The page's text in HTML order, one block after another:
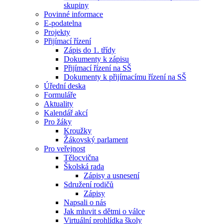
skupiny
Povinné informace
E-podatelna
Projekty
Přijímací řízení
Zápis do 1. třídy
Dokumenty k zápisu
Přijímací řízení na SŠ
Dokumenty k přijímacímu řízení na SŠ
Úřední deska
Formuláře
Aktuality
Kalendář akcí
Pro žáky
Kroužky
Žákovský parlament
Pro veřejnost
Tělocvična
Školská rada
Zápisy a usnesení
Sdružení rodičů
Zápisy
Napsali o nás
Jak mluvit s dětmi o válce
Virtuální prohlídka školy